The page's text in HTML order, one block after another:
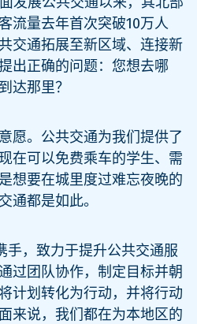
流量去年首次突破10万人
交通拓展至新区域、连接新
出正确的问题：您想去哪
达那里？
愿。公共交通为我们提供了
在可以免费乘车的学生、需
想要在城里度过难忘夜晚的
通都是如此。
手，致力于提升公共交通服
过团队协作，制定目标并朝
计划转化为行动，并将行动
来说，我们都在为本地区的